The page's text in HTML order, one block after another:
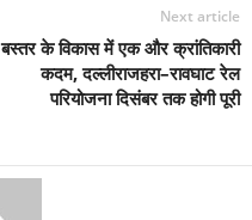
Next article
बस्तर के विकास में एक और क्रांतिकारी
कदम, दल्लीराजहरा–रावघाट रेल
परियोजना दिसंबर तक होगी पूरी